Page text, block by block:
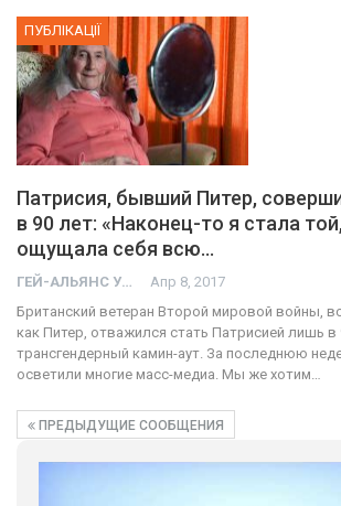
ПУБЛІКАЦІЇ
Патрисия, бывший Питер,
в 90 лет: «Наконец-то я стала
ощущала себя всю…
ГЕЙ-АЛЬЯНС УКРАИНА Апр 8, 2017
Британский ветеран Второй мировой войны,
как Питер, отважился стать Патрисией лишь
трансгендерный камин-аут. За последнюю
осветили многие масс-медиа. Мы же хотим…
ПРЕДЫДУЩИЕ СООБЩЕНИЯ